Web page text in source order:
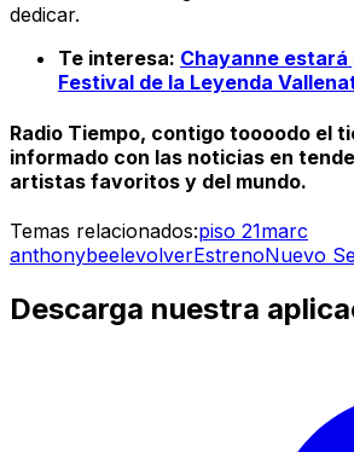
dedicar.
Te interesa: Chayanne
Festival de la Leyenda
Radio Tiempo, contigo toooodo el
informado con las noticias en
artistas favoritos y del mundo.
Temas relacionados:piso 21marc
anthonybeelevolverEstrenoNuevo
Descarga nuestra